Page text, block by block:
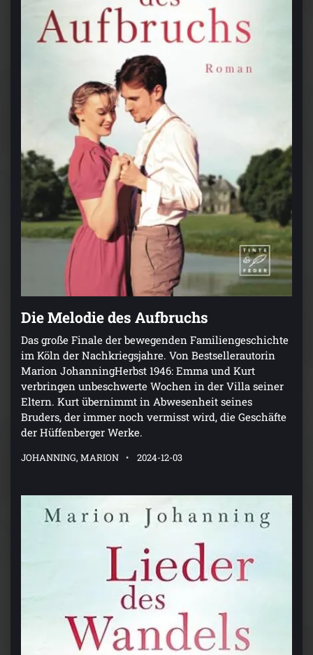
Die Melodie des Aufbruchs
Das große Finale der bewegenden Familiengeschichte
im Köln der Nachkriegsjahre. Von Bestsellerautorin
Marion JohanningHerbst 1946: Emma und Kurt
verbringen unbeschwerte Wochen in der Villa seiner
Eltern. Kurt übernimmt in Abwesenheit seines
Bruders, der immer noch vermisst wird, die Geschäfte
der Hüffenberger Werke.
JOHANNING, MARION 2024-12-03